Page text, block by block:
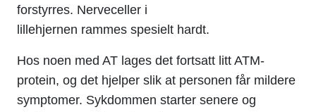
forstyrres. Nerveceller i
lillehjernen rammes spesielt hardt.
Hos noen med AT lages det fortsatt litt ATM-
protein, og det hjelper slik at personen får mildere
symptomer. Sykdommen starter senere og